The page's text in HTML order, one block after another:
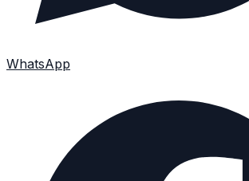
WhatsApp